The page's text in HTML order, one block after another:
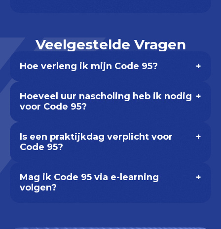
Veelgestelde Vragen
Hoe verleng ik mijn Code 95? +
Hoeveel uur nascholing heb ik nodig
voor Code 95?
+
Is een praktijkdag verplicht voor
Code 95?
+
Mag ik Code 95 via e-learning
volgen?
+